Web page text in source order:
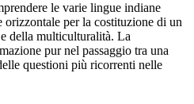
le varie lingue indiane
orizzontale per la costituzione di un
della multiculturalità. La
pur nel passaggio tra una
questioni più ricorrenti nelle